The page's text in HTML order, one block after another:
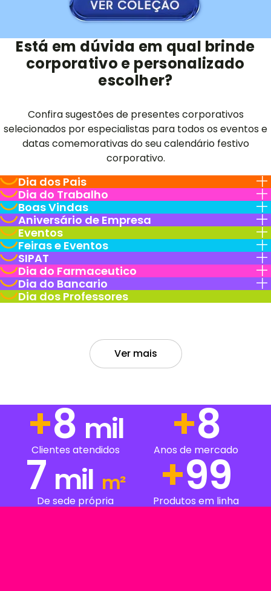
Está em dúvida em qual brinde
corporativo e personalizado
escolher?
Confira sugestões de presentes corporativos
selecionados por especialistas para todos os eventos e
datas comemorativas do seu calendário festivo
corporativo.
Dia dos Pais
Dia do Trabalho
Boas Vindas
Aniversário de Empresa
Eventos
Feiras e Eventos
SIPAT
Dia do Farmaceutico
Dia do Bancario
Dia dos Professores
Ver mais
+12 mil
Clientes atendidos +12
Anos de mercado
7 mil m²
De sede própria +187
Produtos em linha